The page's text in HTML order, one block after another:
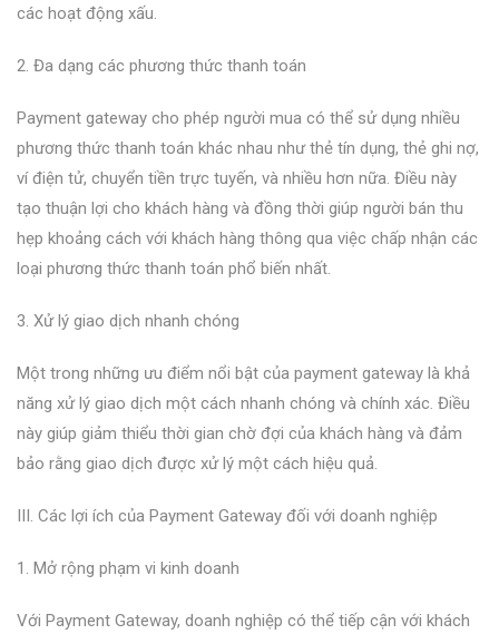
các hoạt động xấu.
2. Đa dạng các phương thức thanh toán
Payment gateway cho phép người mua có thể sử dụng nhiều
phương thức thanh toán khác nhau như thẻ tín dụng, thẻ ghi nợ,
ví điện tử, chuyển tiền trực tuyến, và nhiều hơn nữa. Điều này
tạo thuận lợi cho khách hàng và đồng thời giúp người bán thu
hẹp khoảng cách với khách hàng thông qua việc chấp nhận các
loại phương thức thanh toán phổ biến nhất.
3. Xử lý giao dịch nhanh chóng
Một trong những ưu điểm nổi bật của payment gateway là khả
năng xử lý giao dịch một cách nhanh chóng và chính xác. Điều
này giúp giảm thiểu thời gian chờ đợi của khách hàng và đảm
bảo rằng giao dịch được xử lý một cách hiệu quả.
III. Các lợi ích của Payment Gateway đối với doanh nghiệp
1. Mở rộng phạm vi kinh doanh
Với Payment Gateway, doanh nghiệp có thể tiếp cận với khách